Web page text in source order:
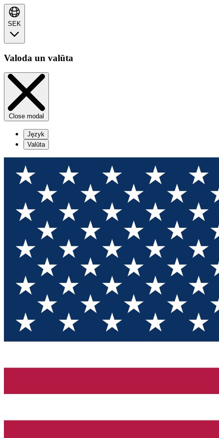
SEK
Valoda un valūta
Close modal
Język
Valūta